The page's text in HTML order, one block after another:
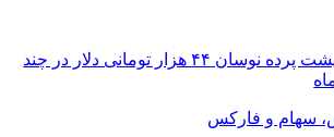
پشت پرده نوسان ۴۴ هزار تومانی دلار در چند
سهام و فارکس